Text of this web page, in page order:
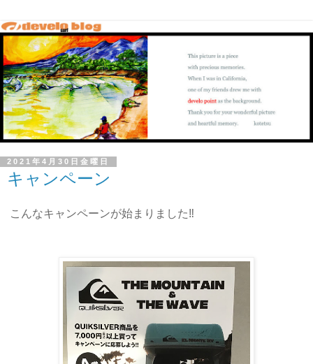
2021年4月30日金曜日
キャンペーン
こんなキャンペーンが始まりました‼️